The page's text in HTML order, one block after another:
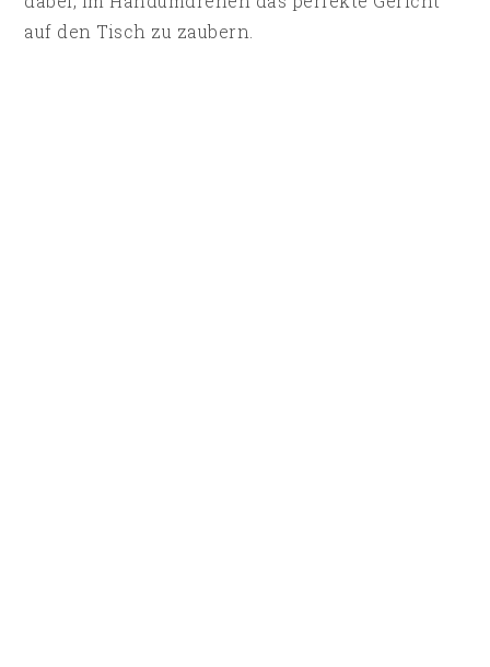
auf den Tisch zu zaubern.